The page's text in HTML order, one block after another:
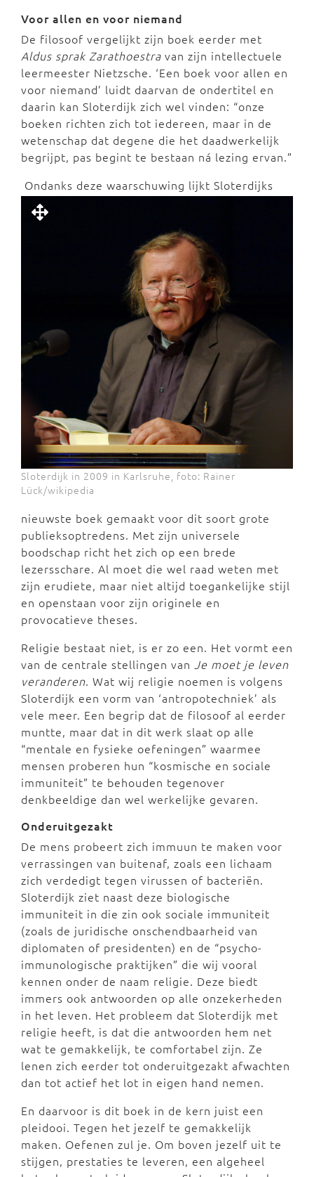
Voor allen en voor niemand
De filosoof vergelijkt zijn boek eerder met
Aldus sprak Zarathoestra van zijn intellectuele
leermeester Nietzsche. ‘Een boek voor allen en
voor niemand’ luidt daarvan de ondertitel en
daarin kan Sloterdijk zich wel vinden: “onze
boeken richten zich tot iedereen, maar in de
wetenschap dat degene die het daadwerkelijk
begrijpt, pas begint te bestaan ná lezing ervan.”
Sloterdijk in 2009 in Karlsruhe, foto: Rainer
Lück/wikipedia
Ondanks deze waarschuwing lijkt Sloterdijks
nieuwste boek gemaakt voor dit soort grote
publieksoptredens. Met zijn universele
boodschap richt het zich op een brede
lezersschare. Al moet die wel raad weten met
zijn erudiete, maar niet altijd toegankelijke stijl
en openstaan voor zijn originele en
provocatieve theses.
Religie bestaat niet, is er zo een. Het vormt een
van de centrale stellingen van Je moet je leven
veranderen. Wat wij religie noemen is volgens
Sloterdijk een vorm van ‘antropotechniek’ als
vele meer. Een begrip dat de filosoof al eerder
muntte, maar dat in dit werk slaat op alle
“mentale en fysieke oefeningen” waarmee
mensen proberen hun “kosmische en sociale
immuniteit” te behouden tegenover
denkbeeldige dan wel werkelijke gevaren.
Onderuitgezakt
De mens probeert zich immuun te maken voor
verrassingen van buitenaf, zoals een lichaam
zich verdedigt tegen virussen of bacteriën.
Sloterdijk ziet naast deze biologische
immuniteit in die zin ook sociale immuniteit
(zoals de juridische onschendbaarheid van
diplomaten of presidenten) en de “psycho-
immunologische praktijken” die wij vooral
kennen onder de naam religie. Deze biedt
immers ook antwoorden op alle onzekerheden
in het leven. Het probleem dat Sloterdijk met
religie heeft, is dat die antwoorden hem net
wat te gemakkelijk, te comfortabel zijn. Ze
lenen zich eerder tot onderuitgezakt afwachten
dan tot actief het lot in eigen hand nemen.
En daarvoor is dit boek in de kern juist een
pleidooi. Tegen het jezelf te gemakkelijk
maken. Oefenen zul je. Om boven jezelf uit te
stijgen, prestaties te leveren, een algeheel